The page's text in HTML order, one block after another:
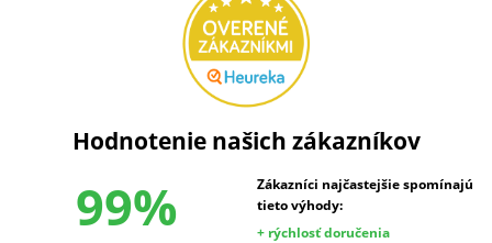
Hodnotenie našich zákazníkov
99%
Zákazníci najčastejšie spomínajú
tieto výhody:
+ rýchlosť doručenia